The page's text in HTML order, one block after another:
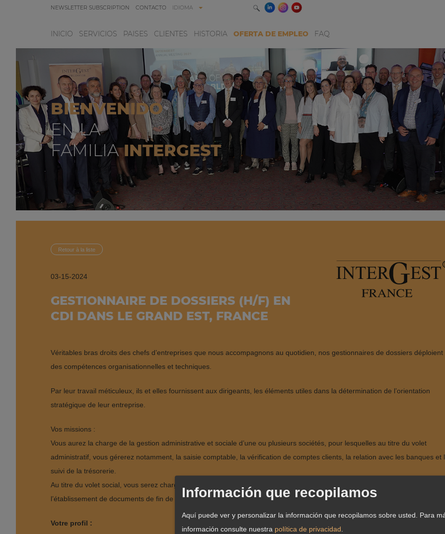
NEWSLETTER SUBSCRIPTION CONTACTO IDIOMA
INICIO SERVICIOS PAISES CLIENTES HISTORIA OFERTA DE EMPLEO FAQ
BIENVENIDO
EN LA
FAMILIAINTERGEST
Retour à la liste
03-15-2024
GESTIONNAIRE DE DOSSIERS (H/F) EN
CDI DANS LE GRAND EST, FRANCE
Véritables bras droits des chefs d’entreprises que nous accompagnons au quotidien, nos gestionnaires de dossiers déploient
des compétences organisationnelles et techniques.
Par leur travail méticuleux, ils et elles fournissent aux dirigeants, les éléments utiles dans la détermination de l’orientation
stratégique de leur entreprise.
Vos missions :
Vous aurez la charge de la gestion administrative et sociale d’une ou plusieurs sociétés, pour lesquelles au titre du volet
administratif, vous gérerez notamment, la saisie comptable, la vérification de comptes clients, la relation avec les banques et
suivi de la trésorerie.
Au titre du volet social, vous serez chargé(e) de la collecte des éléments variables de paie, du suivi des congés, maladies,
l’établissement de documents de fin de contrat, etc.
Votre profil :
Información que recopilamos
Aquí puede ver y personalizar la información que recopilamos sobre usted. Para
información consulte nuestra política de privacidad